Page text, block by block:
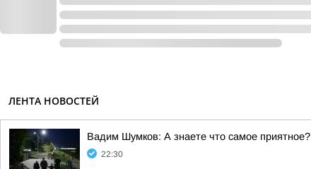
ЛЕНТА НОВОСТЕЙ
Вадим Шумков: А знаете что самое приятное?
22:30